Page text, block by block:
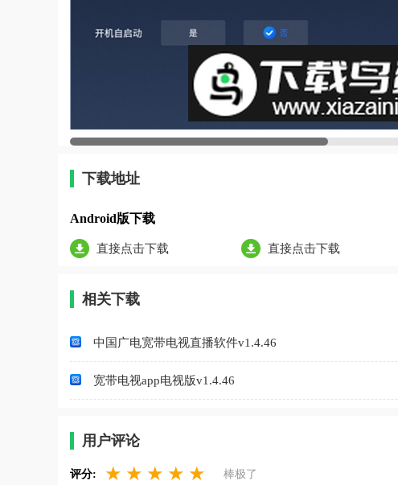
下载地址
Android版下载
直接点击下载 直接点击下载
相关下载
中国广电宽带电视直播软件v1.4.46
宽带电视app电视版v1.4.46
用户评论
评分: ★ ★ ★ ★ ★ 棒极了